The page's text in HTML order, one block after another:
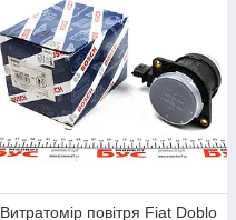
Витратомір повітря Fiat Doblo